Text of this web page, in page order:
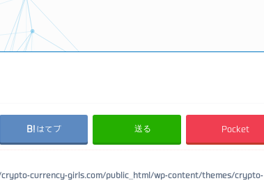
はてブ 送る Pocket
currency-girls.com/public_html/wp-content/themes/crypto-